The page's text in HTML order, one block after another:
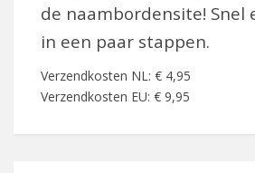
de naambordensite! Snel
in een paar stappen.
Verzendkosten NL: € 4,95
Verzendkosten EU: € 9,95